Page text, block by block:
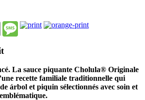
Email Message
La sauce piquante Cholula® Originale
recette familiale traditionnelle qui
árbol et piquin sélectionnés avec soin et